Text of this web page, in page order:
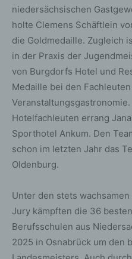
niedersächsischen
holte Clemens Schäftlein
die Goldmedaille. Zugleich
in der Praxis der
von Burgdorfs Hotel und
Medaille bei den
Hotelfachleuten errang
Sporthotel Ankum. Den
schon im letzten Jahr das
Oldenburg.
Unter den stets
Jury kämpften die 36
Berufsschulen aus
2025 in Osnabrück um den